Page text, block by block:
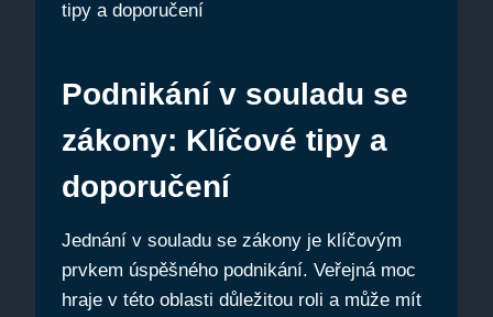
Podnikání v souladu se
zákony: Klíčové tipy a
doporučení
Jednání v souladu se zákony je klíčovým
prvkem úspěšného podnikání. Veřejná moc
hraje v této oblasti důležitou roli a může mít